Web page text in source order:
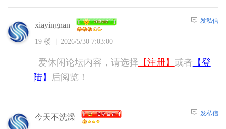
xiayingnan
19 楼 2026/5/30 7:03:00
发私信
爱休闲论坛内容，请选择 【注册】 或者 【登
陆】
后阅览！
今天不洗澡 发私信